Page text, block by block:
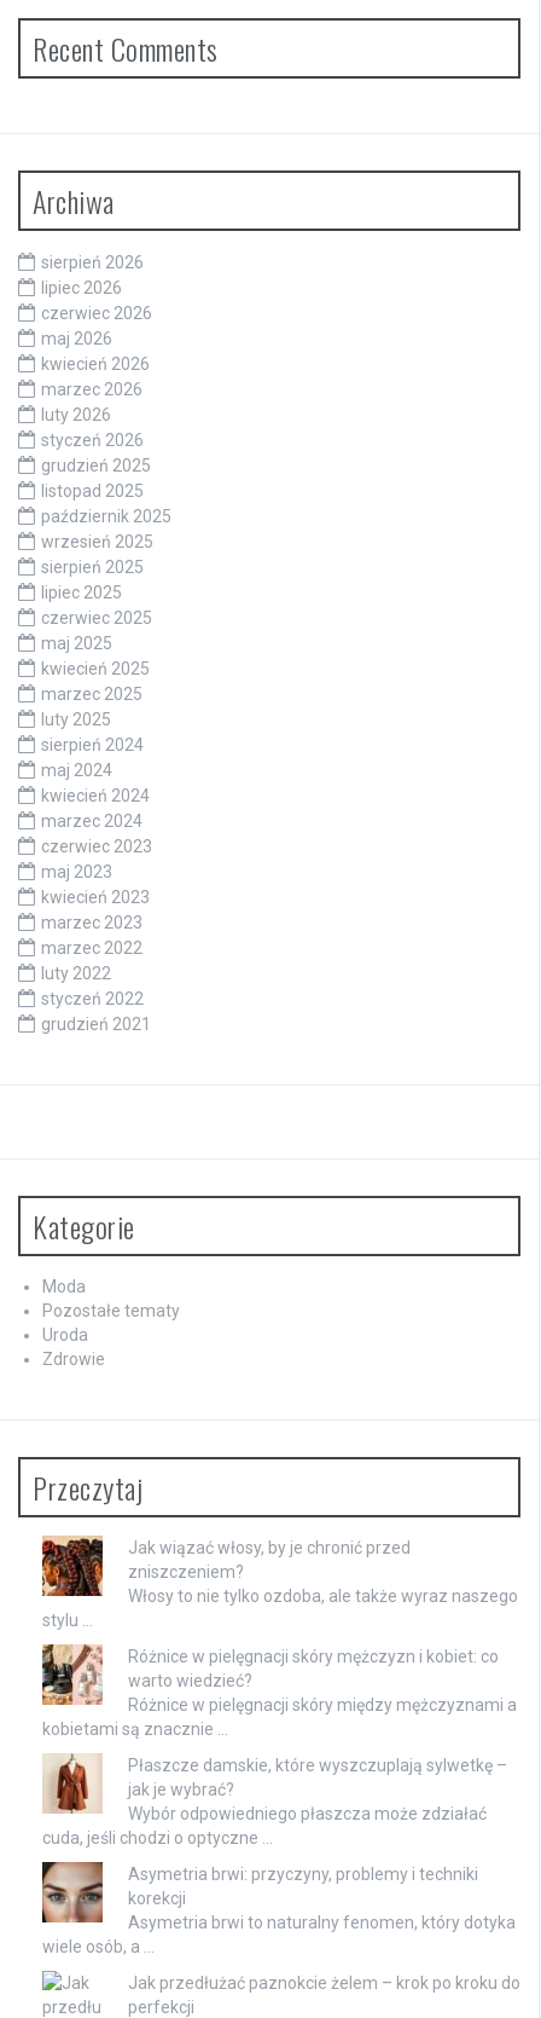
Recent Comments
Archiwa
sierpień 2026
lipiec 2026
czerwiec 2026
maj 2026
kwiecień 2026
marzec 2026
luty 2026
styczeń 2026
grudzień 2025
listopad 2025
październik 2025
wrzesień 2025
sierpień 2025
lipiec 2025
czerwiec 2025
maj 2025
kwiecień 2025
marzec 2025
luty 2025
sierpień 2024
maj 2024
kwiecień 2024
marzec 2024
czerwiec 2023
maj 2023
kwiecień 2023
marzec 2023
marzec 2022
luty 2022
styczeń 2022
grudzień 2021
Kategorie
Moda
Pozostałe tematy
Uroda
Zdrowie
Przeczytaj
Jak wiązać włosy, by je chronić przed
zniszczeniem?
Włosy to nie tylko ozdoba, ale także wyraz naszego
stylu …
Różnice w pielęgnacji skóry mężczyzn i kobiet: co
warto wiedzieć?
Różnice w pielęgnacji skóry między mężczyznami a
kobietami są znacznie …
Płaszcze damskie, które wyszczuplają sylwetkę –
jak je wybrać?
Wybór odpowiedniego płaszcza może zdziałać
cuda, jeśli chodzi o optyczne …
Asymetria brwi: przyczyny, problemy i techniki
korekcji
Asymetria brwi to naturalny fenomen, który dotyka
wiele osób, a …
Jak przedłużać paznokcie żelem – krok po kroku do
perfekcji